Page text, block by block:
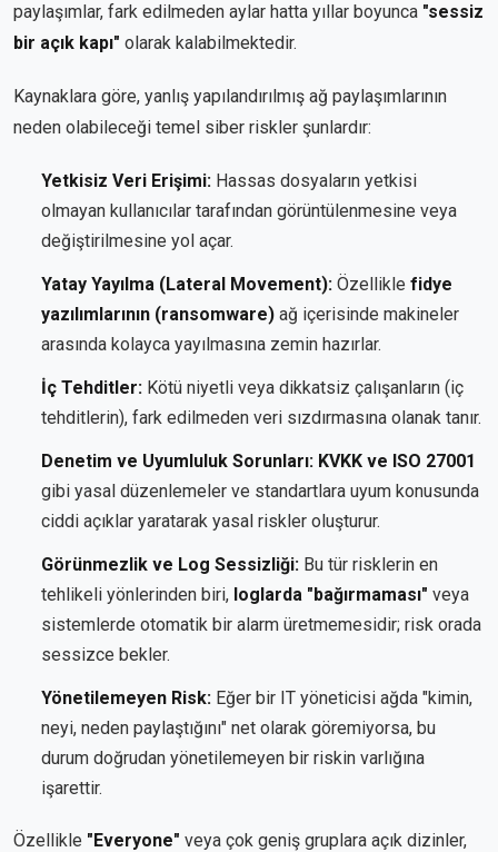
paylaşımlar, fark edilmeden aylar hatta yıllar boyunca "sessiz
bir açık kapı" olarak kalabilmektedir.
Kaynaklara göre, yanlış yapılandırılmış ağ paylaşımlarının
neden olabileceği temel siber riskler şunlardır:
Yetkisiz Veri Erişimi: Hassas dosyaların yetkisi
olmayan kullanıcılar tarafından görüntülenmesine veya
değiştirilmesine yol açar.
Yatay Yayılma (Lateral Movement): Özellikle fidye
yazılımlarının (ransomware) ağ içerisinde makineler
arasında kolayca yayılmasına zemin hazırlar.
İç Tehditler: Kötü niyetli veya dikkatsiz çalışanların (iç
tehditlerin), fark edilmeden veri sızdırmasına olanak tanır.
Denetim ve Uyumluluk Sorunları: KVKK ve ISO 27001
gibi yasal düzenlemeler ve standartlara uyum konusunda
ciddi açıklar yaratarak yasal riskler oluşturur.
Görünmezlik ve Log Sessizliği: Bu tür risklerin en
tehlikeli yönlerinden biri, loglarda "bağırmaması" veya
sistemlerde otomatik bir alarm üretmemesidir; risk orada
sessizce bekler.
Yönetilemeyen Risk: Eğer bir IT yöneticisi ağda "kimin,
neyi, neden paylaştığını" net olarak göremiyorsa, bu
durum doğrudan yönetilemeyen bir riskin varlığına
işarettir.
Özellikle "Everyone" veya çok geniş gruplara açık dizinler,